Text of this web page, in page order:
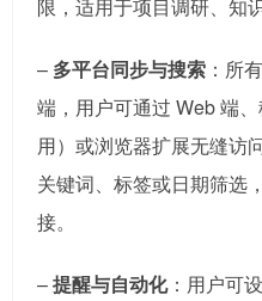
限，适用于项目调研、知
– 多平台同步与搜索 ：所
端，用户可通过 Web 端
用）或浏览器扩展无缝访
关键词、标签或日期筛选
接。
–提醒与自动化：用户可